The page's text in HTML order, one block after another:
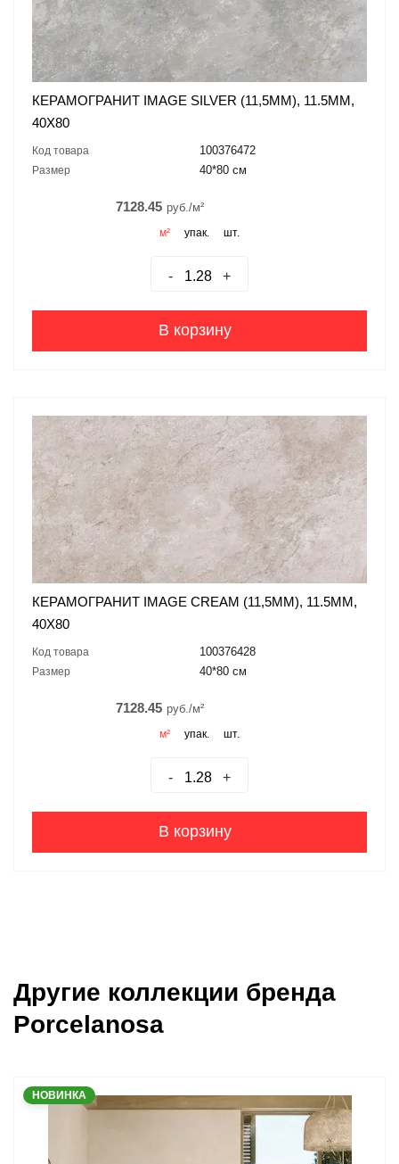
КЕРАМОГРАНИТ IMAGE SILVER (11,5MM), 11.5ММ,
40X80
Код товара 100376472
Размер 40*80 см
7128.45 руб./м²
м² упак. шт.
- +
В корзину
КЕРАМОГРАНИТ IMAGE CREAM (11,5MM), 11.5ММ,
40X80
Код товара 100376428
Размер 40*80 см
7128.45 руб./м²
м² упак. шт.
- +
В корзину
Другие коллекции бренда
Porcelanosa
НОВИНКА